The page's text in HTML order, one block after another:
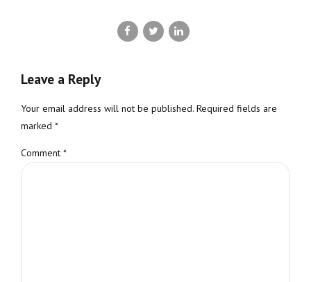
Leave a Reply
Your email address will not be published. Required fields are
marked *
Comment *